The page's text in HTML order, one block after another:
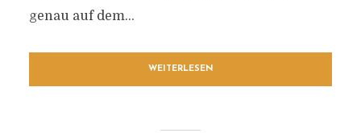
genau auf dem...
WEITERLESEN